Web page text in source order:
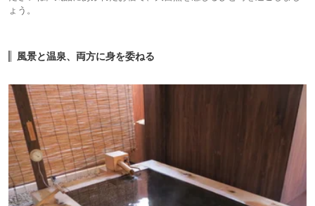
ょう。
風景と温泉、両方に身を委ねる